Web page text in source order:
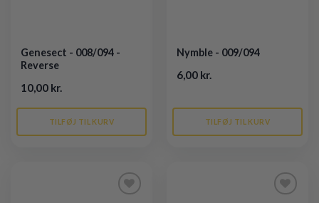
Genesect - 008/094 -
Reverse
10,00 kr.
TILFØJ TIL KURV
Nymble - 009/094
6,00 kr.
TILFØJ TIL KURV